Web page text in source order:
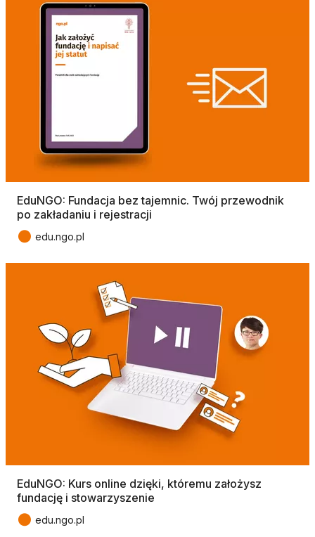
EduNGO: Fundacja bez tajemnic. Twój przewodnik
po zakładaniu i rejestracji
● edu.ngo.pl
EduNGO: Kurs online dzięki, któremu założysz
fundację i stowarzyszenie
● edu.ngo.pl